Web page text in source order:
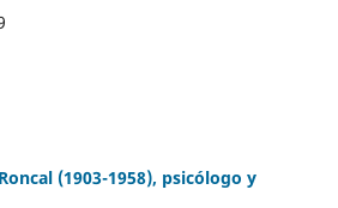
(1903-1958), psicólogo y